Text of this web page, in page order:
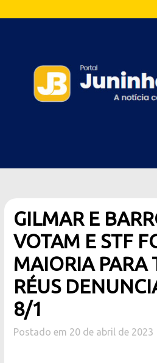
GILMAR E
VOTAM E STF
MAIORIA PARA
RÉUS
8/1
Postado em 20 de abril de 2023